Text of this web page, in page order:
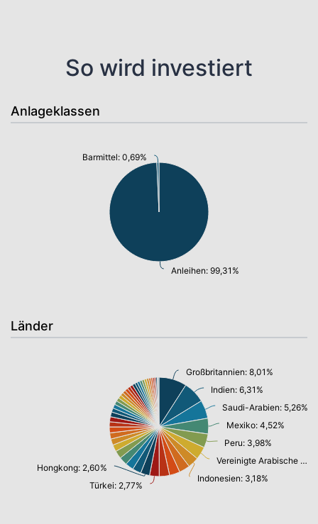
So wird investiert
Anlageklassen
Anleihen: 99,31%
Barmittel: 0,69%
Länder
Großbritannien: 8,01%
Indien: 6,31%
Saudi-Arabien: 5,26%
Mexiko: 4,52%
Peru: 3,98%
Vereinigte Arabische Emirate: 3,70%
Indonesien: 3,18%
Türkei: 2,77%
Hongkong: 2,60%